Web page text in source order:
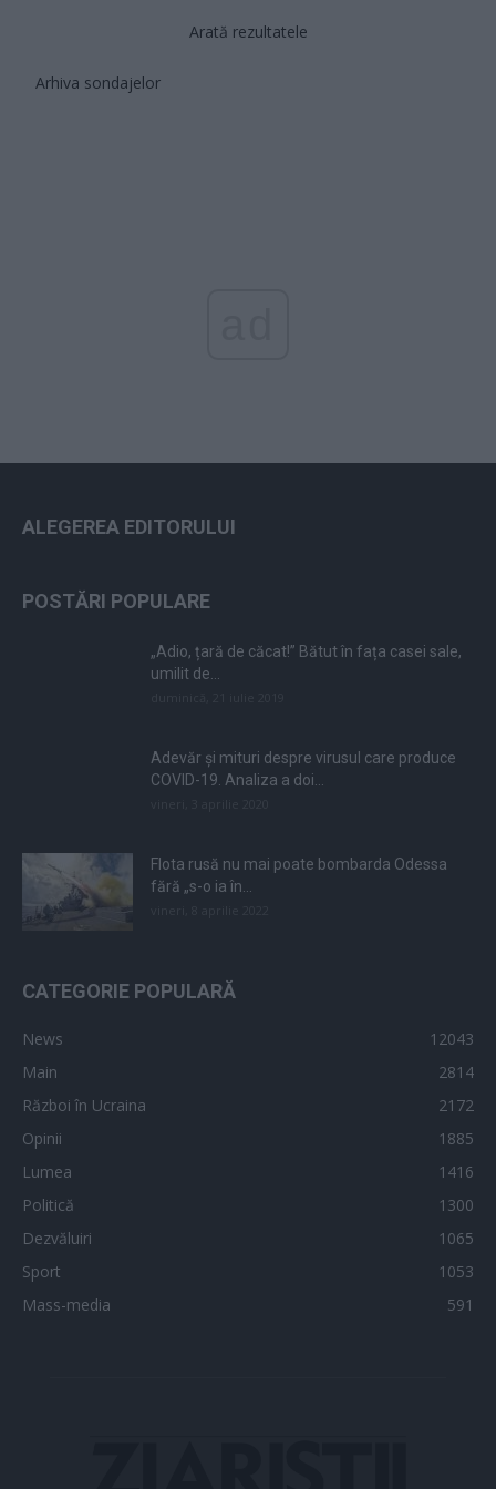
Arată rezultatele
Arhiva sondajelor
ALEGEREA EDITORULUI
POSTĂRI POPULARE
„Adio, țară de căcat!” Bătut în fața casei sale,
umilit de...
Adevăr și mituri despre virusul care produce
COVID-19. Analiza a doi...
Flota rusă nu mai poate bombarda Odessa
fără „s-o ia în...
CATEGORIE POPULARĂ
News
12043
Main
2814
Război în Ucraina
2172
Opinii
1885
Lumea
1416
Politică
1300
Dezvăluiri
1065
Sport
1053
Mass-media
591